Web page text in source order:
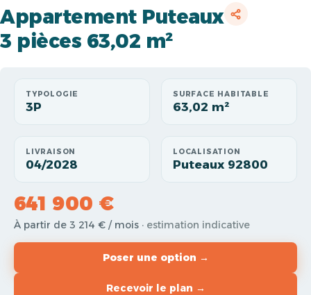
Appartement Puteaux
3 pièces 63,02 m²
TYPOLOGIE
3P
SURFACE HABITABLE
63,02 m²
LIVRAISON
04/2028
LOCALISATION
Puteaux 92800
641 900 €
À partir de 3 214 € / mois · estimation indicative
Poser une option →
Recevoir le plan →